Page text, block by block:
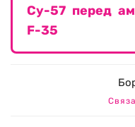
Су-57 перед
F-35